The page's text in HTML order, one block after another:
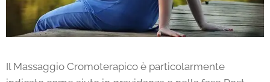
Il Massaggio Cromoterapico è particolarmente